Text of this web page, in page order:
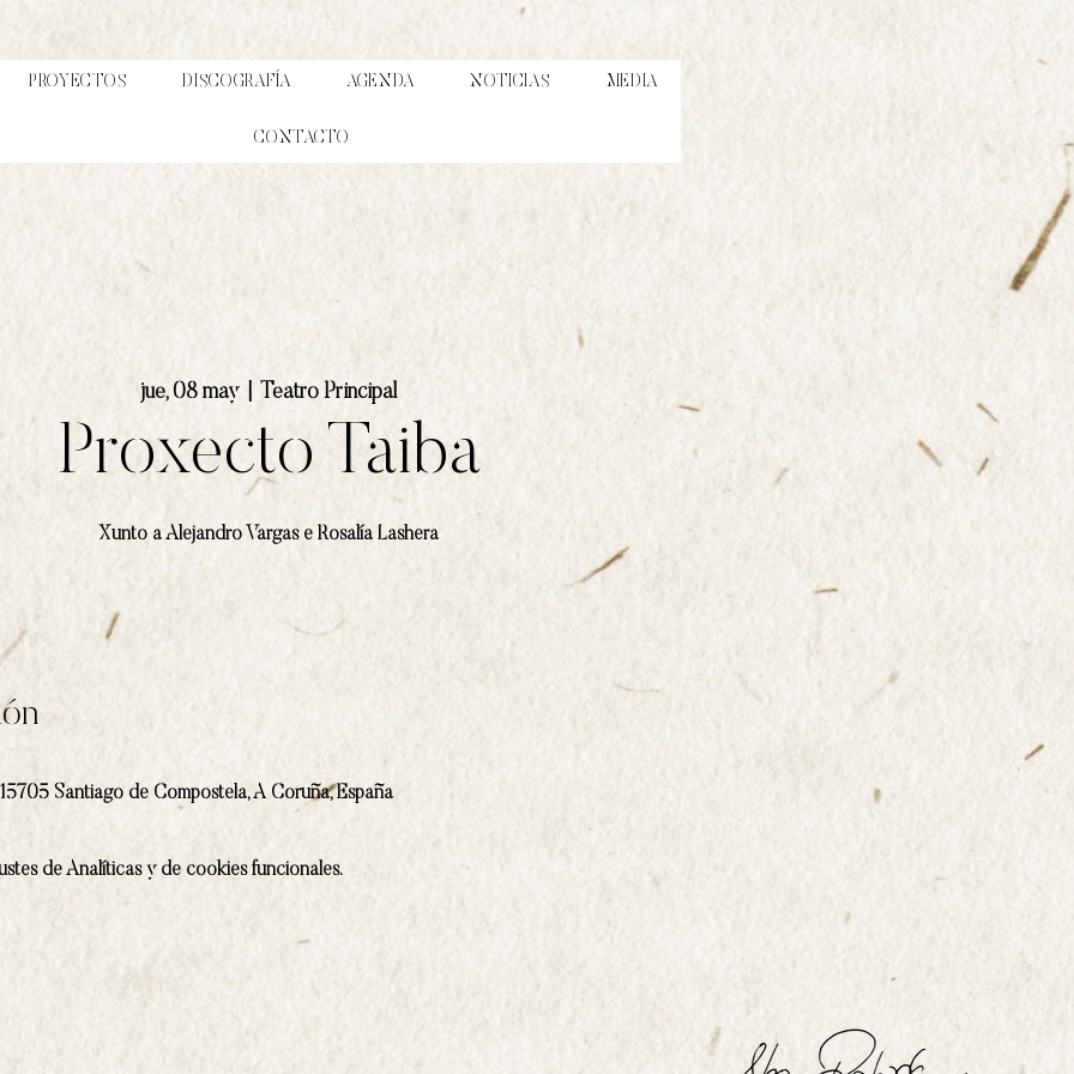
PROYECTOS DISCOGRAFÍA AGENDA NOTICIAS MEDIA
CONTACTO
jue, 08 may
  |
Teatro Principal
Proxecto Taiba
Xunto a Alejandro Vargas e Rosalía Lashera
Santiago de Compostela, A Coruña, España
de Analíticas y de cookies funcionales.